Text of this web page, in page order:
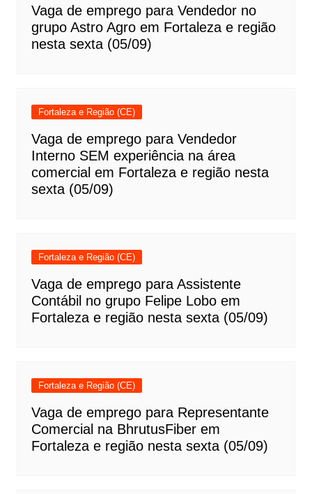
Vaga de emprego para Vendedor no
grupo Astro Agro em Fortaleza e região
nesta sexta (05/09)
Fortaleza e Região (CE)
Vaga de emprego para Vendedor
Interno SEM experiência na área
comercial em Fortaleza e região nesta
sexta (05/09)
Fortaleza e Região (CE)
Vaga de emprego para Assistente
Contábil no grupo Felipe Lobo em
Fortaleza e região nesta sexta (05/09)
Fortaleza e Região (CE)
Vaga de emprego para Representante
Comercial na BhrutusFiber em
Fortaleza e região nesta sexta (05/09)